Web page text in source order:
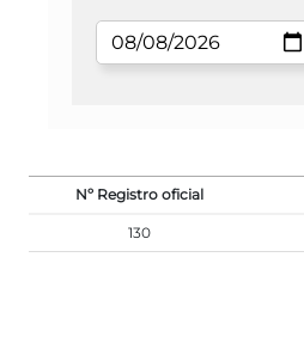
Nº Registro oficial
130